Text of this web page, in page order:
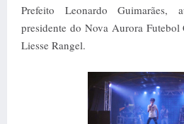
Prefeito Leonardo Guimarães,
presidente do Nova Aurora Futebol
Liesse Rangel.